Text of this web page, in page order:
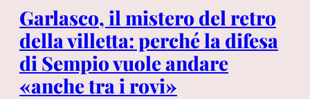
Garlasco, il mistero del retro
della villetta: perché la difesa
di Sempio vuole andare
«anche tra i rovi»